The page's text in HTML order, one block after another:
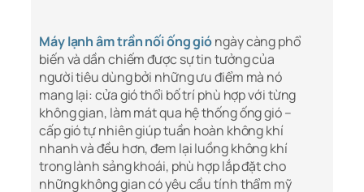
Máy lạnh âm trần nối ống gióngày càng phổ
biến và dần chiếm được sự tin tưởng của
người tiêu dùng bởi những ưu điểm mà nó
mang lại: cửa gió thổi bố trí phù hợp với từng
không gian, làm mát qua hệ thống ống gió –
cấp gió tự nhiên giúp tuần hoàn không khí
nhanh và đều hơn, đem lại luồng không khí
trong lành sảng khoái, phù hợp lắp đặt cho
những không gian có yêu cầu tính thẩm mỹ